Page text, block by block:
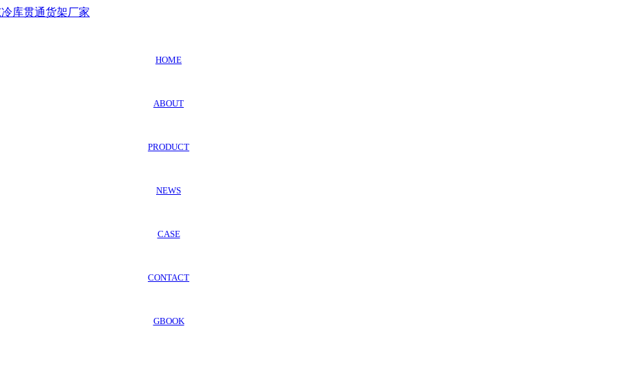
HOME
ABOUT
PRODUCT
NEWS
CASE
CONTACT
GBOOK